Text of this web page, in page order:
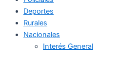
Deportes
Rurales
Nacionales
Interés General